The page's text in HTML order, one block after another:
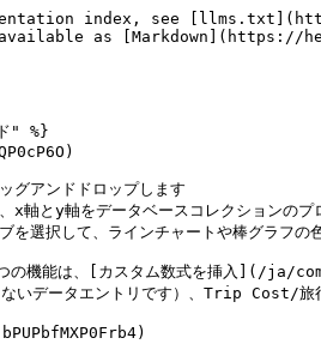
index, see
as [Markdown](https://
" %}
グアンドドロップします
軸とy軸をデータベースコレクションのプ
選択して、ラインチャートや棒グラフの
つの機能は、[カスタム数式を挿入](/
いデータエントリです）、Trip Cost/旅